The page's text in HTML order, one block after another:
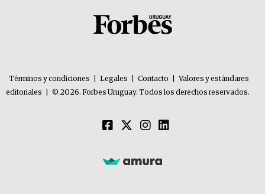
Términos y condiciones Legales Contacto
Valores y estándares
editoriales
© 2026. Forbes Uruguay. Todos los derechos reservados.